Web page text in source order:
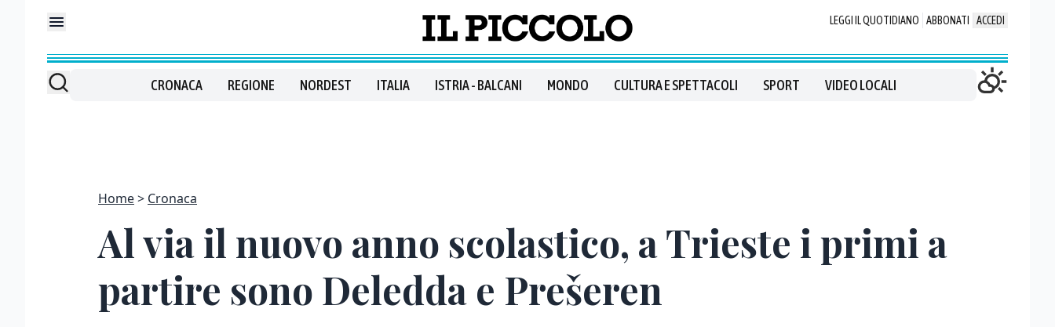
LEGGI IL QUOTIDIANO ABBONATI ACCEDI
CRONACA REGIONE NORDEST ITALIA ISTRIA - BALCANI MONDO CULTURA E SPETTACOLI SPORT VIDEO LOCALI
Home Cronaca
Al via il nuovo anno scolastico, a Trieste i primi a
partire sono Deledda e Prešeren